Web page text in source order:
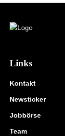
Links
Kontakt
Newsticker
Jobbörse
Team